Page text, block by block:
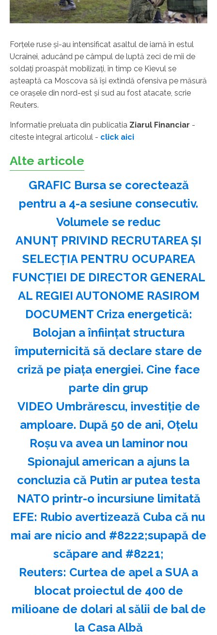
Forţele ruse şi-au intensificat asaltul de iarnă în estul
Ucrainei, aducând pe câmpul de luptă zeci de mii de
soldaţi proaspăt mobilizaţi, în timp ce Kievul se
aşteaptă ca Moscova să îşi extindă ofensiva pe măsură
ce oraşele din nord-est şi sud au fost atacate, scrie
Reuters.
Informatie preluata din publicatia Ziarul Financiar -
citeste integral articolul - click aici
Alte articole
GRAFIC Bursa se corectează
pentru a 4-a sesiune consecutiv.
Volumele se reduc
ANUNŢ PRIVIND RECRUTAREA ŞI
SELECŢIA PENTRU OCUPAREA
FUNCŢIEI DE DIRECTOR GENERAL
AL REGIEI AUTONOME RASIROM
DOCUMENT Criza energetică:
Bolojan a înființat structura
împuternicită să declare stare de
criză pe piața energiei. Cine face
parte din grup
VIDEO Umbrărescu, investiție de
amploare. După 50 de ani, Oțelu
Roșu va avea un laminor nou
Spionajul american a ajuns la
concluzia că Putin ar putea testa
NATO printr-o incursiune limitată
EFE: Rubio avertizează Cuba că nu
mai are nicio and #8222;supapă de
scăpare and #8221;
Reuters: Curtea de apel a SUA a
blocat proiectul de 400 de
milioane de dolari al sălii de bal de
la Casa Albă